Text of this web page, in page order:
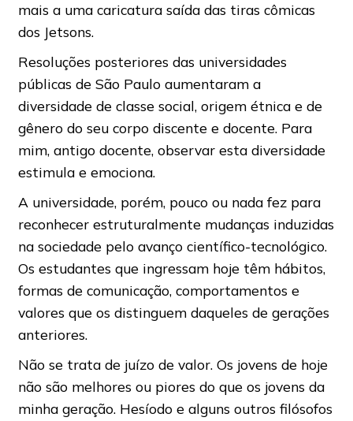
mais a uma caricatura saída das tiras cômicas
dos Jetsons.
Resoluções posteriores das universidades
públicas de São Paulo aumentaram a
diversidade de classe social, origem étnica e de
gênero do seu corpo discente e docente. Para
mim, antigo docente, observar esta diversidade
estimula e emociona.
A universidade, porém, pouco ou nada fez para
reconhecer estruturalmente mudanças induzidas
na sociedade pelo avanço científico-tecnológico.
Os estudantes que ingressam hoje têm hábitos,
formas de comunicação, comportamentos e
valores que os distinguem daqueles de gerações
anteriores.
Não se trata de juízo de valor. Os jovens de hoje
não são melhores ou piores do que os jovens da
minha geração. Hesíodo e alguns outros filósofos